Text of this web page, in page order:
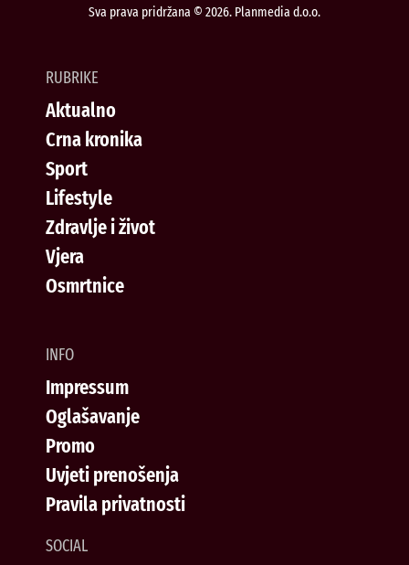
Sva prava pridržana © 2026. Planmedia d.o.o.
RUBRIKE
Aktualno
Crna kronika
Sport
Lifestyle
Zdravlje i život
Vjera
Osmrtnice
INFO
Impressum
Oglašavanje
Promo
Uvjeti prenošenja
Pravila privatnosti
SOCIAL